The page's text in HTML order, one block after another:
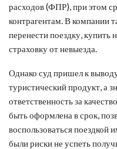
расходов (ФПР), при этом
контрагентам. В компании
перенести поездку, купить
страховку от невыезда.
Однако суд пришел к
туристический продукт, а
ответственность за
быть оформлена в срок,
воспользоваться поездкой
были риски не успеть